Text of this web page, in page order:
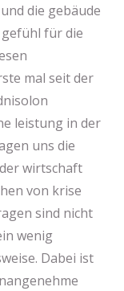
die gebäude
für die
mal seit der
leistung in der
uns die
wirtschaft
von krise
sind nicht
wenig
Dabei ist